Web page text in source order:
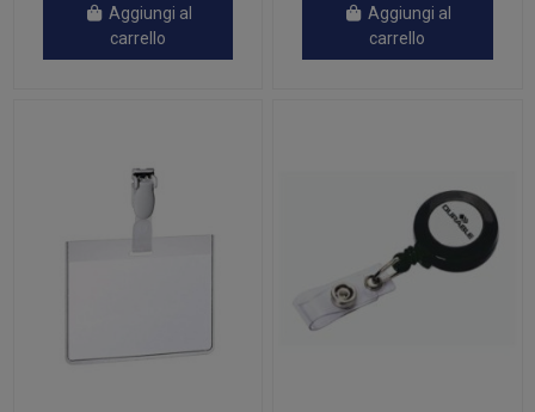
Aggiungi al
carrello
Aggiungi al
carrello